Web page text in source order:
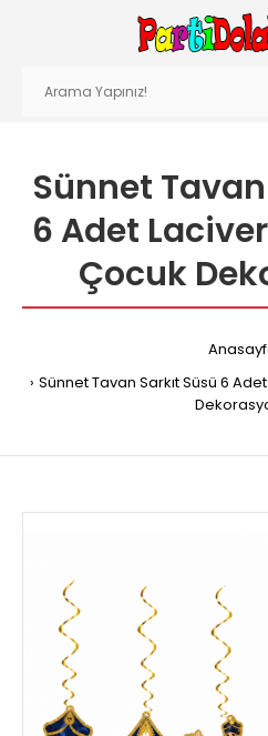
Sünnet
6 Adet
Çocuk
Sünnet Tavan Sarkıt Süsü 6